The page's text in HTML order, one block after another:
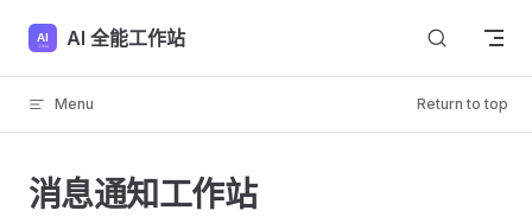
Skip to content
AI 全能工作站
Menu Return to top
消息通知工作站